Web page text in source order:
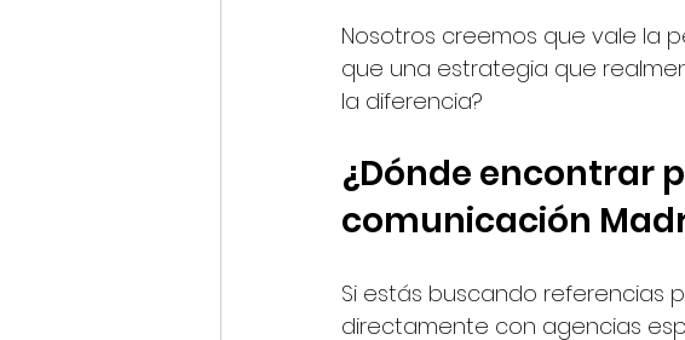
Nosotros creemos que vale la
que una estrategia que
la diferencia?
¿Dónde encontrar
comunicación
Si estás buscando referencias
directamente con agencias